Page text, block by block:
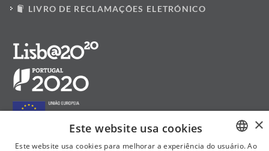
LIVRO DE RECLAMAÇÕES ELETRÓNICO
×
Este website usa cookies
Este website usa cookies para melhorar a experiência do usuário. Ao